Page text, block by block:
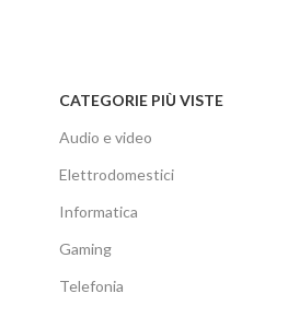
CATEGORIE PIÙ VISTE
Audio e video
Elettrodomestici
Informatica
Gaming
Telefonia